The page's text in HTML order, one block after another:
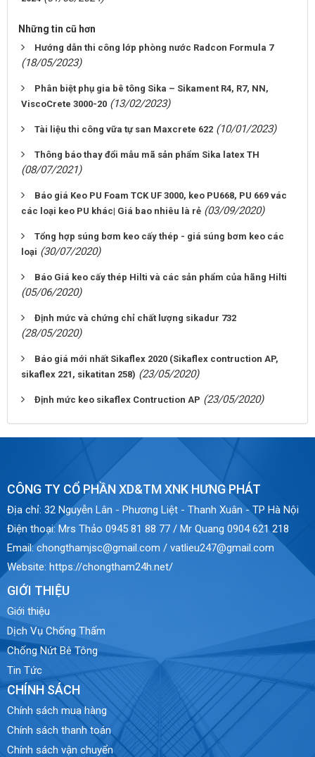
Những tin cũ hơn
Hướng dẫn thi công lớp phòng nước Radcon Formula 7
(18/05/2023)
Phân biệt phụ gia bê tông Sika – Sikament R4, R7, NN,
ViscoCrete 3000-20 (13/02/2023)
Tài liệu thi công vữa tự san Maxcrete 622 (10/01/2023)
Thông báo thay đổi mẫu mã sản phẩm Sika latex TH
(08/07/2021)
Báo giá Keo PU Foam TCK UF 3000, keo PU668, PU 669 vác
các loại keo PU khác| Giá bao nhiêu là rẻ (03/09/2020)
Tổng hợp súng bơm keo cấy thép - giá súng bơm keo các
loại (30/07/2020)
Báo Giá keo cấy thép Hilti và các sản phẩm của hãng Hilti
(05/06/2020)
Định mức và chứng chỉ chất lượng sikadur 732
(28/05/2020)
Báo giá mới nhất Sikaflex 2020 (Sikaflex contruction AP,
sikaflex 221, sikatitan 258) (23/05/2020)
Định mức keo sikaflex Contruction AP (23/05/2020)
CÔNG TY CỔ PHẦN XD&TM XNK HƯNG PHÁT
Địa chỉ: 32 Nguyễn Lân - Phương Liệt - Thanh Xuân - TP Hà Nội
Điện thoại: Mrs Thảo 0945 81 88 77 / Mr Quang 0904 621 218
Email:chongthamjsc@gmail.com / vatlieu247@gmail.com
Website: https://chongtham24h.net/
GIỚI THIỆU
Giới thiệu
Dịch Vụ Chống Thấm
Chống Nứt Bê Tông
Tin Tức
CHÍNH SÁCH
Chính sách mua hàng
Chính sách thanh toán
Chính sách vận chuyển